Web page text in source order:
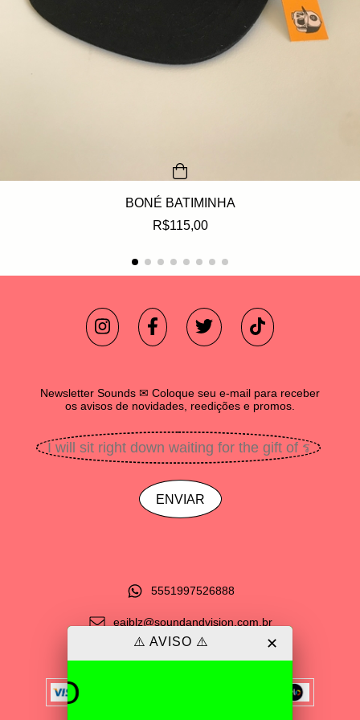
⚠️ AVISO ⚠️ ✕
BONÉ BATIMINHA
R$115,00
Newsletter Sounds ✉ Coloque seu e-mail para receber
os avisos de novidades, reedições e promos.
5551997526888
eaiblz@soundandvision.com.br